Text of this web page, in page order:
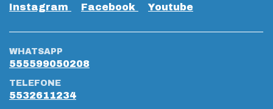
Instagram Facebook Youtube
WHATSAPP
555599050208
TELEFONE
5532611234